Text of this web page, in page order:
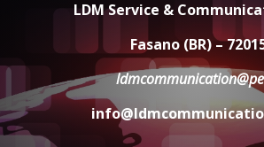
Comune di Fasano
6 Agosto 2026 14:16
Grazia Neglia,
cittadina di Fratelli
pronta a tornare in
comunale
LDM Service &
Fasano (BR) –